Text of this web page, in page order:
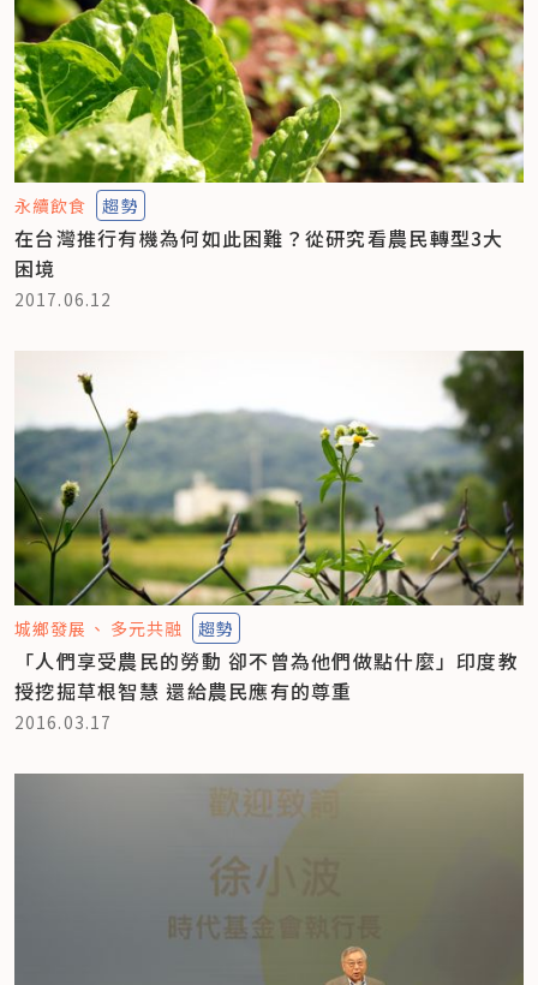
永續飲食 趨勢
在台灣推行有機為何如此困難？從研究看農民轉型3大
困境
2017.06.12
城鄉發展 多元共融 趨勢
「人們享受農民的勞動 卻不曾為他們做點什麼」印度教
授挖掘草根智慧 還給農民應有的尊重
2016.03.17